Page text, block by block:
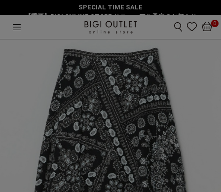
SPECIAL TIME SALE
【重要】BIGI ONLINE STORE リニューアル予定のお知らせ
0
スカート
【大きいサイズ】ペイズリープリントフレアスカート